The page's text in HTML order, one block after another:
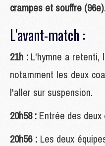
crampes et souffre
L'avant-match :
21h : L'hymne a retenti,
notamment les deux
l'aller sur suspension.
20h58 : Entrée des
20h56 : Les deux